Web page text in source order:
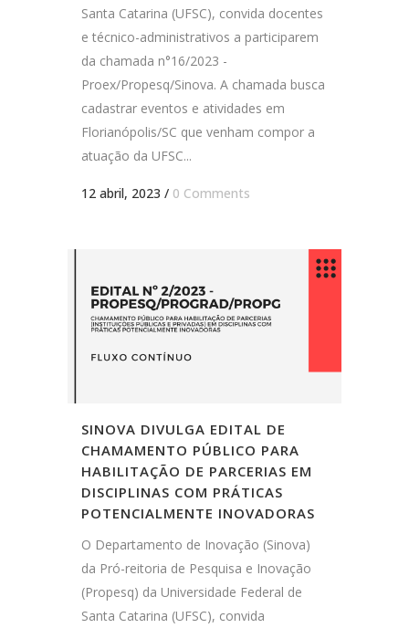
Santa Catarina (UFSC), convida docentes
e técnico-administrativos a participarem
da chamada n°16/2023 -
Proex/Propesq/Sinova. A chamada busca
cadastrar eventos e atividades em
Florianópolis/SC que venham compor a
atuação da UFSC...
12 abril, 2023 / 0 Comments
SINOVA DIVULGA EDITAL DE
CHAMAMENTO PÚBLICO PARA
HABILITAÇÃO DE PARCERIAS EM
DISCIPLINAS COM PRÁTICAS
POTENCIALMENTE INOVADORAS
O Departamento de Inovação (Sinova)
da Pró-reitoria de Pesquisa e Inovação
(Propesq) da Universidade Federal de
Santa Catarina (UFSC), convida